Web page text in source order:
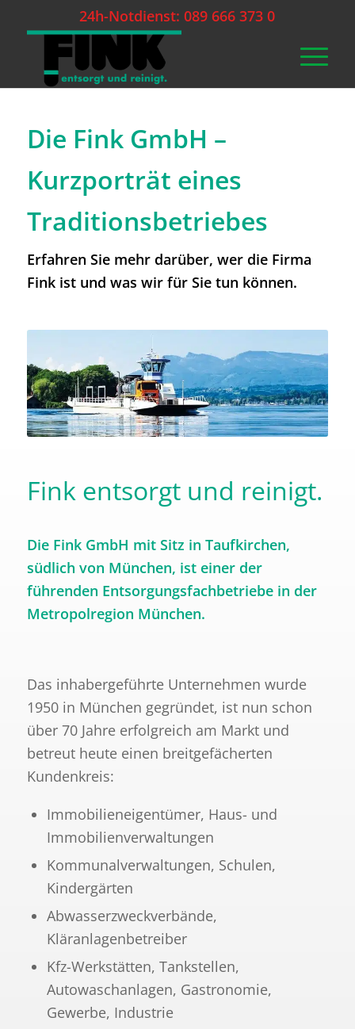
24h-Notdienst: 089 666 373 0
Die Fink GmbH –
Kurzporträt eines
Traditionsbetriebes
Erfahren Sie mehr darüber, wer die Firma
Fink ist und was wir für Sie tun können.
Fink entsorgt und reinigt.
Die Fink GmbH mit Sitz in Taufkirchen,
südlich von München, ist einer der
führenden Entsorgungsfachbetriebe in der
Metropolregion München.
Das inhabergeführte Unternehmen wurde
1950 in München gegründet, ist nun schon
über 70 Jahre erfolgreich am Markt und
betreut heute einen breitgefächerten
Kundenkreis:
Immobilieneigentümer, Haus- und
Immobilienverwaltungen
Kommunalverwaltungen, Schulen,
Kindergärten
Abwasserzweckverbände,
Kläranlagenbetreiber
Kfz-Werkstätten, Tankstellen,
Autowaschanlagen, Gastronomie,
Gewerbe, Industrie